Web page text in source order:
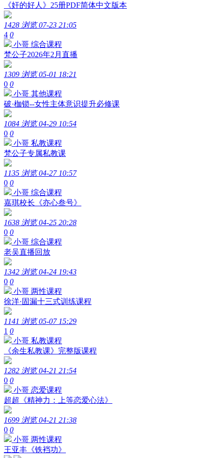
《奸的好人》25册PDF简体中文版本
1428 浏览 07-23 21:05
4 0
小哥 综合课程
梵公子2026年2月直播
1309 浏览 05-01 18:21
0 0
小哥 其他课程
破·枷锁--女性主体意识提升必修课
1084 浏览 04-29 10:54
0 0
小哥 私教课程
梵公子专属私教课
1135 浏览 04-27 10:57
0 0
小哥 综合课程
嘉琪校长《亦心叁号》
1638 浏览 04-25 20:28
0 0
小哥 综合课程
老吴直播回放
1342 浏览 04-24 19:43
0 0
小哥 两性课程
徐洋·固漏十三式训练课程
1141 浏览 05-07 15:29
1 0
小哥 私教课程
《余生私教课》完整版课程
1282 浏览 04-21 21:54
0 0
小哥 恋爱课程
超超《精神力：上等恋爱心法》
1699 浏览 04-21 21:38
0 0
小哥 两性课程
王亚丰《铁裆功》